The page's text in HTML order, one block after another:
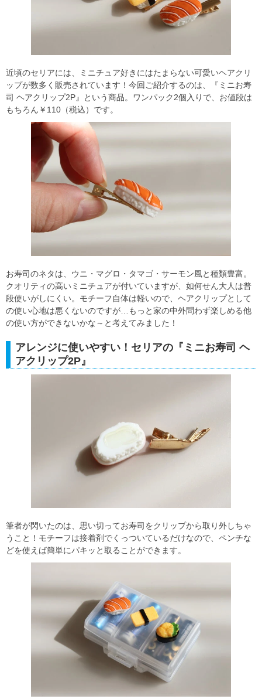
近頃のセリアには、ミニチュア好きにはたまらない可愛いヘアクリ
ップが数多く販売されています！今回ご紹介するのは、『ミニお寿
司 ヘアクリップ2P』という商品。ワンパック2個入りで、お値段は
もちろん￥110（税込）です。
お寿司のネタは、ウニ・マグロ・タマゴ・サーモン風と種類豊富。
クオリティの高いミニチュアが付いていますが、如何せん大人は普
段使いがしにくい。モチーフ自体は軽いので、ヘアクリップとして
の使い心地は悪くないのですが…もっと家の中外問わず楽しめる他
の使い方ができないかな～と考えてみました！
アレンジに使いやすい！セリアの『ミニお寿司 ヘ
アクリップ2P』
筆者が閃いたのは、思い切ってお寿司をクリップから取り外しちゃ
うこと！モチーフは接着剤でくっついているだけなので、ペンチな
どを使えば簡単にパキッと取ることができます。